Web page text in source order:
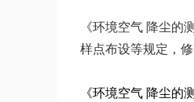
《环境空气 降尘
样点布设等规定，
《环境空气 降尘